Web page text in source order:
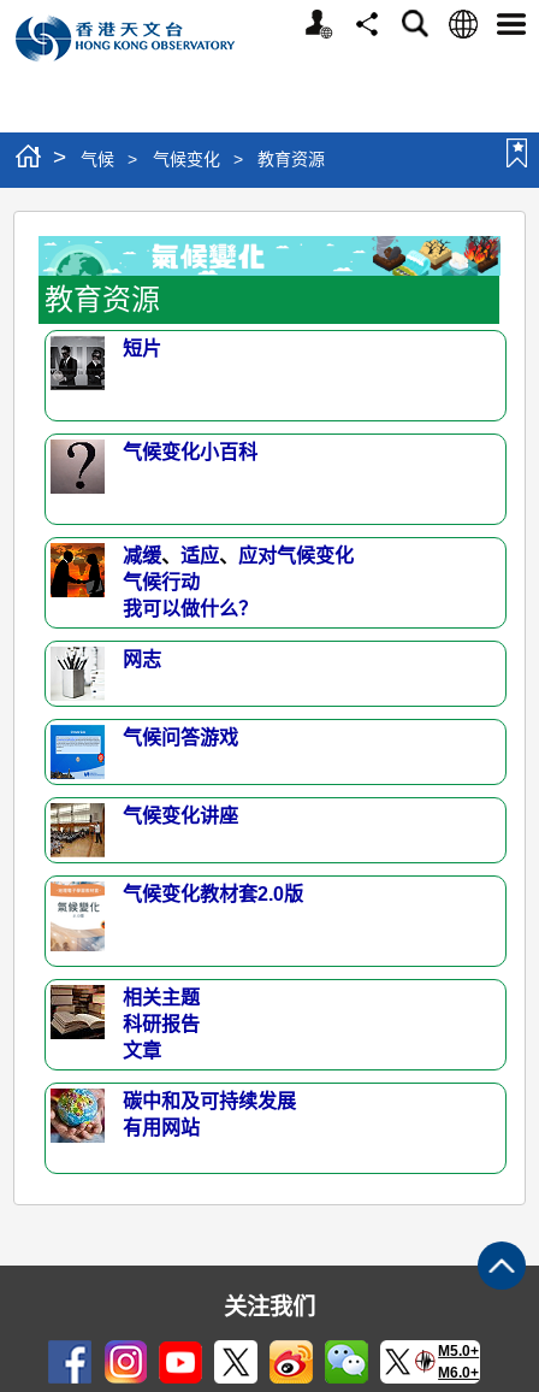
个
分
搜
语
选
> 气候 > 气候变化 > 教育资源
教
育
资
源
教育资源
短片
气候变化小百科
减缓、适应、 应对气候变化
气候行动
我可以做什么？
网志
气候问答游戏
气候变化讲座
气候变化教材套2.0版
相关主题
科研报告
文章
碳中和及可持续发展
有用网站
关注我们
M5.0+
M6.0+